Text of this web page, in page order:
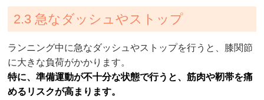
2.3 急なダッシュやストップ
ランニング中に急なダッシュやストップを行うと、膝関節
に大きな負荷がかかります。
特に、準備運動が不十分な状態で行うと、筋肉や靭帯を痛
めるリスクが高まります。